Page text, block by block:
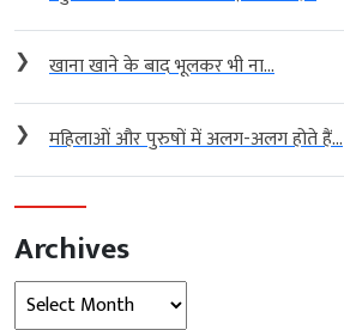
❯ खाना खाने के बाद भूलकर भी ना...
❯ महिलाओं और पुरुषों में अलग-अलग होते हैं...
Archives
Archives